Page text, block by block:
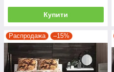
Купити
Распродажа –15%